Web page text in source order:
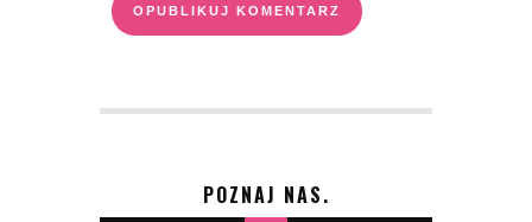
POZNAJ NAS.